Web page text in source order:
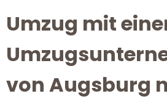
Umzug mit
von Augsburg